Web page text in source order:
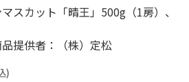
スカット「晴王」500g（1房）、
提供者：（株）定松
)